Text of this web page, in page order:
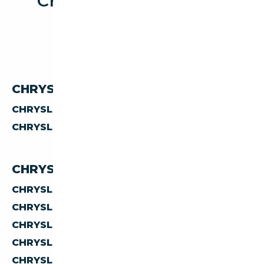
CHRYSLER LE BARON PAR PRIX
CHRYSLER LE BARON À MOINS DE 5 000 €
CHRYSLER LE BARON À MOINS DE 10 000 €
CHRYSLER LE BARON PAR PAYS
CHRYSLER LE BARON D'ALLEMAGNE
CHRYSLER LE BARON D'AUTRICHE
CHRYSLER LE BARON D'ESPAGNE
CHRYSLER LE BARON D'ITALIE
CHRYSLER LE BARON DE BELGIQUE